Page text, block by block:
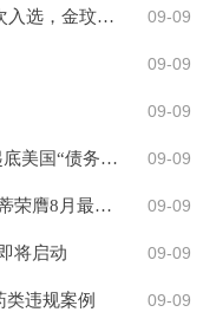
09-09
2023年金球奖候选名单出炉，梅西第16次入选，金玟哉也入选！
09-09
09-09
09-09
中国是摆脱“贫困陷阱”的伙伴——数字起底美国“债务陷阱”谎言（三）
09-09
开季3连胜，西甲官方：皇马主帅安切洛蒂荣膺8月最佳主教练
09-09
将启动
09-09
类违规案例